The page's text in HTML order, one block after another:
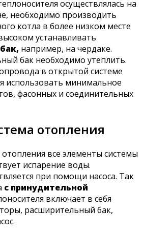
осуществлялась на
необходимо производить
котла в более низком месте
устанавливать
например, на чердаке.
бак необходимо утеплить.
в открытой системе
использовать минимальное
фасонных и соединительных
отопления
все элементы системы
испарение воды.
при помощи насоса. Так
с принудительной
включает в себя
расширительный бак,